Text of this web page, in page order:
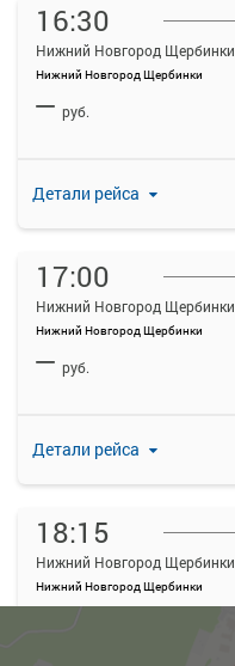
16:30
Нижний Новгород Щербинки
Нижний Новгород Щербинки
Детали рейса
— руб.
17:00
Нижний Новгород Щербинки
Нижний Новгород Щербинки
Детали рейса
— руб.
18:15
Нижний Новгород Щербинки
Нижний Новгород Щербинки
—